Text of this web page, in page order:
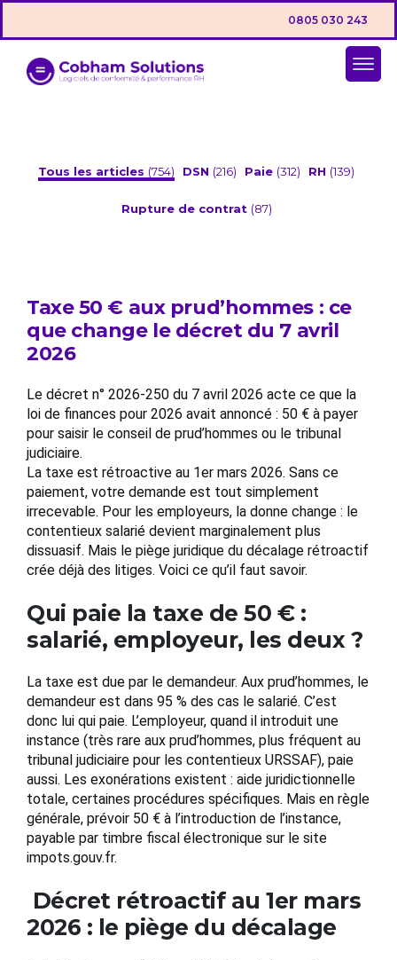
0805 030 243
Tous les articles (754) DSN (216) Paie (312) RH (139)
Rupture de contrat (87)
Taxe 50 € aux prud’hommes : ce
que change le décret du 7 avril
2026
Le décret n° 2026-250 du 7 avril 2026 acte ce que la
loi de finances pour 2026 avait annoncé : 50 € à payer
pour saisir le conseil de prud’hommes ou le tribunal
judiciaire.
La taxe est rétroactive au 1er mars 2026. Sans ce
paiement, votre demande est tout simplement
irrecevable. Pour les employeurs, la donne change : le
contentieux salarié devient marginalement plus
dissuasif. Mais le piège juridique du décalage rétroactif
crée déjà des litiges. Voici ce qu’il faut savoir.
Qui paie la taxe de 50 € :
salarié, employeur, les deux ?
La taxe est due par le demandeur. Aux prud’hommes, le
demandeur est dans 95 % des cas le salarié. C’est
donc lui qui paie. L’employeur, quand il introduit une
instance (très rare aux prud’hommes, plus fréquent au
tribunal judiciaire pour les contentieux URSSAF), paie
aussi. Les exonérations existent : aide juridictionnelle
totale, certaines procédures spécifiques. Mais en règle
générale, prévoir 50 € à l’introduction de l’instance,
payable par timbre fiscal électronique sur le site
impots.gouv.fr.
Décret rétroactif au 1er mars
2026 : le piège du décalage